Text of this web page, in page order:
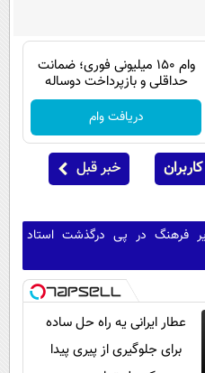
الملل
وحش
خارجی
وام ۱۵۰ میلیونی فوری؛ ضمانت
حداقلی و بازپرداخت دوساله
دریافت وام
خبر قبل
فرهنگ در پی درگذشت استاد
عطار ایرانی یه راه حل ساده
برای جلوگیری از پیری پیدا